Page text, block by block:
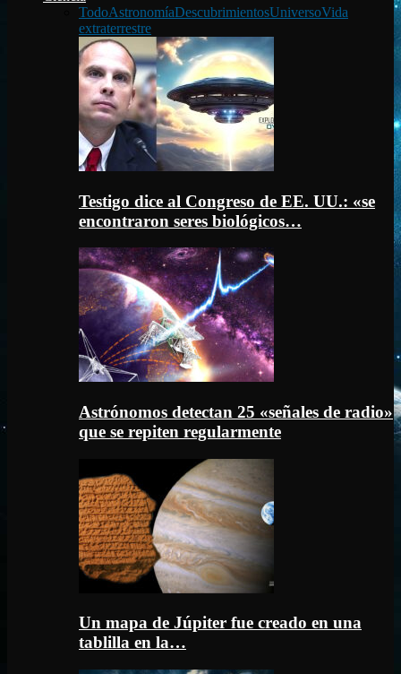
TodoAstronomíaDescubrimientosUniversoVida
extraterrestre
Testigo dice al Congreso de EE. UU.: «se
encontraron seres biológicos…
Astrónomos detectan 25 «señales de radio»
que se repiten regularmente
Un mapa de Júpiter fue creado en una
tablilla en la…